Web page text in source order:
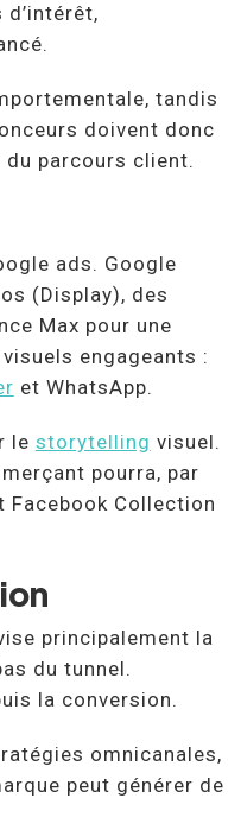
tandis
doivent donc
parcours client.
ads. Google
(Display), des
Max pour une
engageants :
et WhatsApp.
le storytelling visuel.
pourra, par
Facebook Collection
principalement la
du tunnel.
la conversion.
omnicanales,
peut générer de